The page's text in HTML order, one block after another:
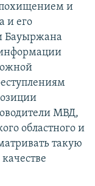
и
и его
Бауыржана
МВД,
областного и
такую